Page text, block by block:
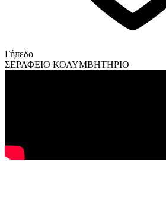
Γήπεδο
ΣΕΡΑΦΕΙΟ ΚΟΛΥΜΒΗΤΗΡΙΟ